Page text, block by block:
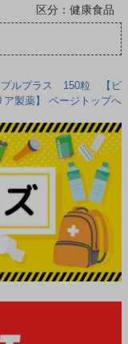
区分：健康食品
プルプラス 150粒 【ビ
ア製薬】 ページトップへ